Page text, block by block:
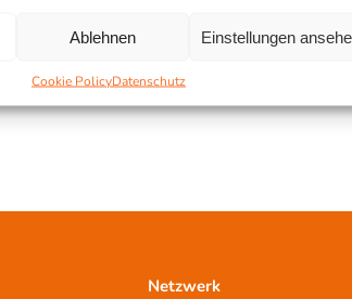
Ablehnen Einstellungen
Cookie PolicyDatenschutz
Netzwerk